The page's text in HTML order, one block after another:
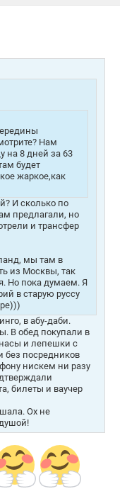
Нам
на 8 дней за 63
будет
жаркое,как
И сколько по
предлагали, но
и трансфер
мы там в
из Москвы, так
Но пока думаем. Я
в старую руссу
в абу-даби.
В обед покупали в
и лепешки с
без посредников
нискем ни разу
билеты и ваучер
Ох не